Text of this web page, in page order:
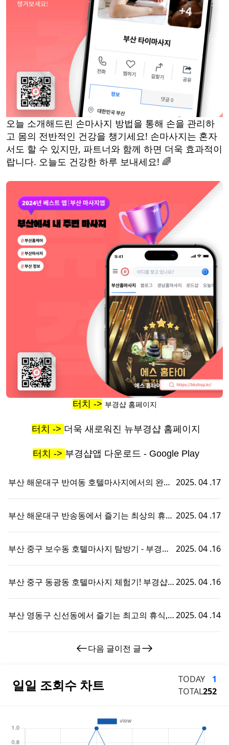
오늘 소개해드린 손마사지 방법을 통해 손을 관리하
고 몸의 전반적인 건강을 챙기세요! 손마사지는 혼자
서도 할 수 있지만, 파트너와 함께 하면 더욱 효과적이
랍니다. 오늘도 건강한 하루 보내세요! 🌈
터치 -> 부경샵 홈페이지
터치 -> 더욱 새로워진 뉴부경샵 홈페이지
터치 -> 부경샵앱 다운로드 - Google Play
부산 해운대구 반여동 호텔마사지에서의 완벽 2025. 04 .17
부산 해운대구 반송동에서 즐기는 최상의 휴식, 2025. 04 .17
부산 중구 보수동 호텔마사지 탐방기 - 부경샵
2025. 04 .16
부산 중구 동광동 호텔마사지 체험기! 부경샵에2025. 04 .16
부산 영동구 신선동에서 즐기는 최고의 휴식,
2025. 04 .14
다음 글이전 글
일일 조회수 차트 TODAY
1
TOTAL252